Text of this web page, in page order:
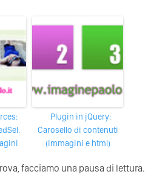
Plugin in jQuery:
Carosello di contenuti
(immagini e html)
facciamo una pausa di lettura.